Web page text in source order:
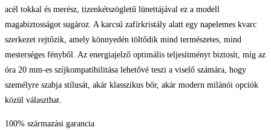
acél tokkal és merész, tizenkétszögletű lünettájával ez a modell
magabiztosságot sugároz. A karcsú zafírkristály alatt egy napelemes kvarc
szerkezet rejtőzik, amely könnyedén töltődik mind természetes, mind
mesterséges fényből. Az energiajelző optimális teljesítményt biztosít, míg az
óra 20 mm-es szíjkompatibilitása lehetővé teszi a viselő számára, hogy
személyre szabja stílusát, akár klasszikus bőr, akár modern milánói opciók
közül választhat.
100% származási garancia